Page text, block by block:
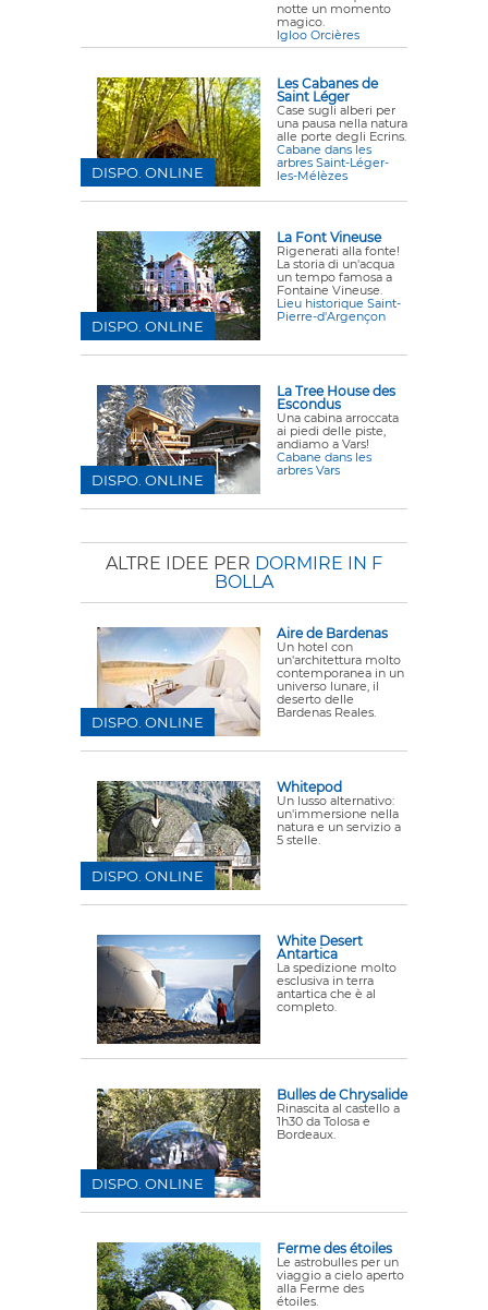
notte un momento
magico.
Igloo Orcières
Les Cabanes de
Saint Léger
Case sugli alberi per
una pausa nella natura
alle porte degli Ecrins.
Cabane dans les
arbres Saint-Léger-
les-Mélèzes
DISPO. ONLINE
La Font Vineuse
Rigenerati alla fonte!
La storia di un'acqua
un tempo famosa a
Fontaine Vineuse.
Lieu historique Saint-
Pierre-d'Argençon
DISPO. ONLINE
La Tree House des
Escondus
Una cabina arroccata
ai piedi delle piste,
andiamo a Vars!
Cabane dans les
arbres Vars
DISPO. ONLINE
ALTRE IDEE PER DORMIRE IN F
BOLLA
Aire de Bardenas
Un hotel con
un'architettura molto
contemporanea in un
universo lunare, il
deserto delle
Bardenas Reales.
DISPO. ONLINE
Whitepod
Un lusso alternativo:
un'immersione nella
natura e un servizio a
5 stelle.
DISPO. ONLINE
White Desert
Antartica
La spedizione molto
esclusiva in terra
antartica che è al
completo.
Bulles de Chrysalide
Rinascita al castello a
1h30 da Tolosa e
Bordeaux.
DISPO. ONLINE
Ferme des étoiles
Le astrobulles per un
viaggio a cielo aperto
alla Ferme des
étoiles.